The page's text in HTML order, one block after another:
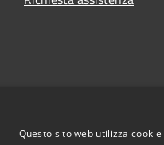
Questo sito web utilizza